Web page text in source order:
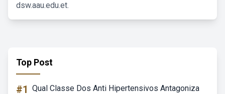
dsw.aau.edu.et.
Top Post
#1 Qual Classe Dos Anti Hipertensivos Antagoniza